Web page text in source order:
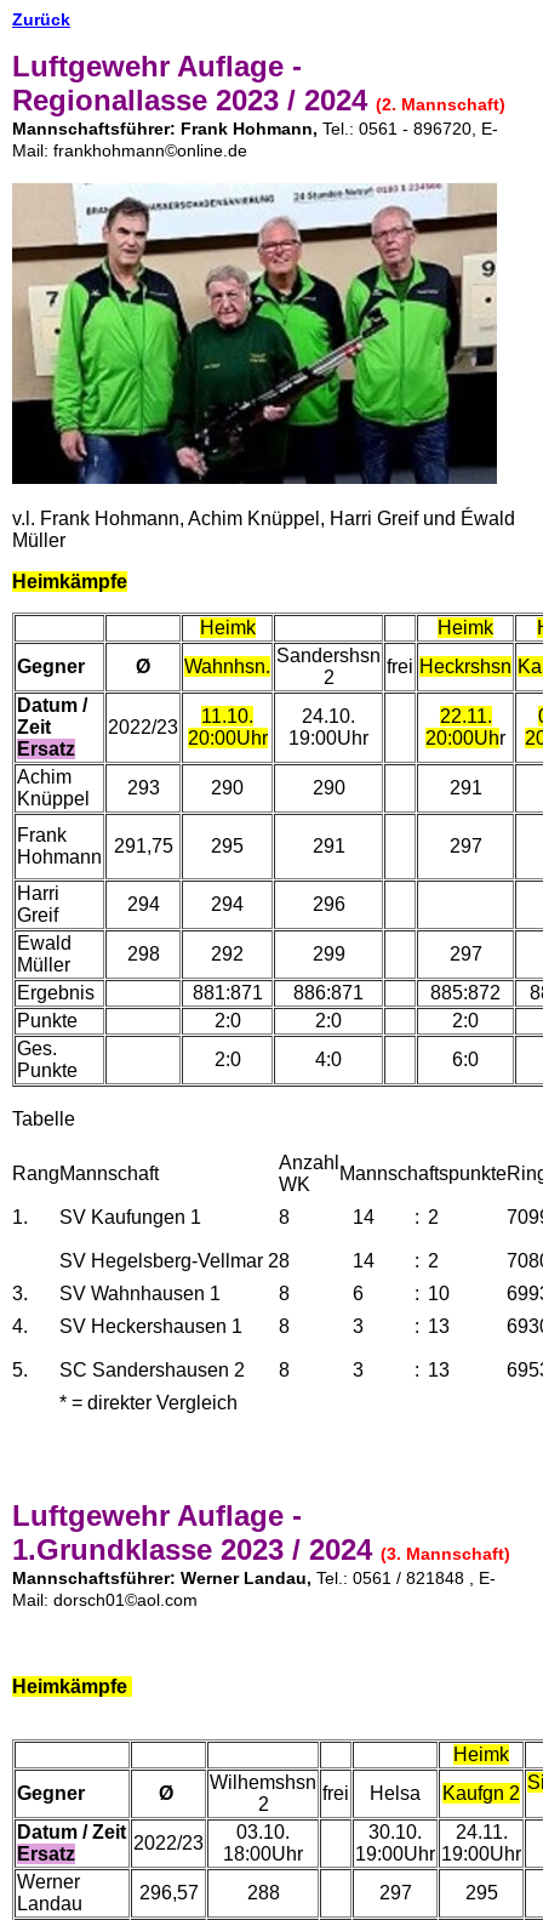
Zurück
Luftgewehr Auflage -
Regionallasse 2023 / 2024 (2. Mannschaft)
Mannschaftsführer: Frank Hohmann, Tel.: 0561 - 896720, E-
Mail: frankhohmann©online.de
v.l. Frank Hohmann, Achim Knüppel, Harri Greif und Éwald
Müller
Heimkämpfe
Heimk Heimk
Gegner
Ø Wahnhsn.
Sandershsn
2
frei Heckrshsn
Datum /
Zeit
Ersatz
2022/23
11.10.
20:00Uhr
24.10.
19:00Uhr
22.11.
20:00Uhr
Achim
Knüppel
293 290 290 291
Frank
Hohmann
291,75 295 291 297
Harri
Greif
294 294
296
Ewald
Müller
298 292 299
297
Ergebnis
881:871 886:871 885:872
Punkte
2:0 2:0
2:0
Ges.
Punkte
2:0 4:0 6:0
Tabelle
RangMannschaft
Anzahl
WK
Mannschaftspunkte
1. SV Kaufungen 1 8 14 : 2
SV Hegelsberg-Vellmar 28 14 : 2
3.
SV Wahnhausen 1 8 6 : 10
4.
SV Heckershausen 1 8 3 : 13
5. SC Sandershausen 2 8 3 : 13
* = direkter Vergleich
Luftgewehr Auflage -
1.Grundklasse 2023 / 2024 (3. Mannschaft)
Mannschaftsführer: Werner Landau, Tel.: 0561 / 821848 , E-
Mail: dorsch01©aol.com
Heimkämpfe
Heimk
Gegner
Ø
Wilhemshsn
2
frei Helsa Kaufgn 2
Datum / Zeit
Ersatz
2022/23
03.10.
18:00Uhr
30.10.
19:00Uhr
24.11.
19:00Uhr
Werner
Landau
296,57 288 297
295